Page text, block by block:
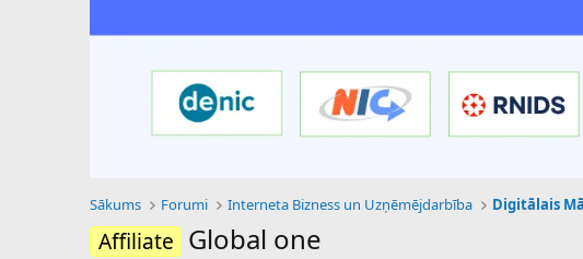
Sākums Forumi Interneta Bizness un Uzņēmējdarbība
Affiliate Global one